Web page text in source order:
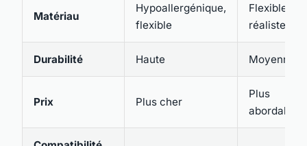
Matériau
Hypoallergénique,
flexible
Flexible,
réaliste
Durabilité Haute Moyenne
Prix Plus cher
Plus
abordable